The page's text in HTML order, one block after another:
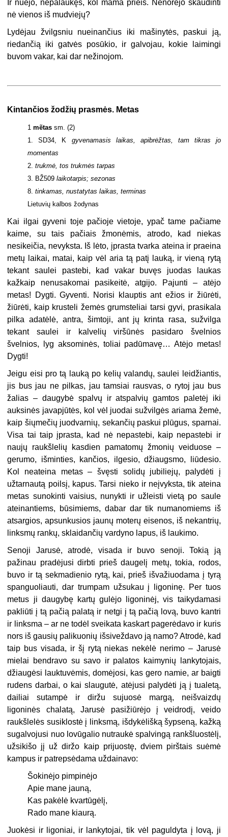
Ir nuėjo, nepalaukęs, kol mama prieis. Nenorėjo skaudinti
nė vienos iš mudviejų?
Lydėjau žvilgsniu nueinančius iki mašinytės, paskui ją,
riedančią iki gatvės posūkio, ir galvojau, kokie laimingi
buvom vakar, kai dar nežinojom.
Kintančios žodžių prasmės. Metas
1 mẽtas sm. (2)
1. SD34, K gyvenamasis laikas, apibrėžtas, tam tikras jo
momentas
2.trukmė, tos trukmės tarpas
3. BŽ509laikotarpis; sezonas
8.tinkamas, nustatytas laikas, terminas
Lietuvių kalbos žodynas
Kai ilgai gyveni toje pačioje vietoje, ypač tame pačiame
kaime, su tais pačiais žmonėmis, atrodo, kad niekas
nesikeičia, nevyksta. Iš lėto, įprasta tvarka ateina ir praeina
metų laikai, matai, kaip vėl aria tą patį lauką, ir vieną rytą
tekant saulei pastebi, kad vakar buvęs juodas laukas
kažkaip nenusakomai pasikeitė, atgijo. Pajunti – atėjo
metas! Dygti. Gyventi. Norisi klauptis ant ežios ir žiūrėti,
žiūrėti, kaip krusteli žemės grumsteliai tarsi gyvi, prasikala
pilka adatėlė, antra, šimtoji, ant jų krinta rasa, sužvilga
tekant saulei ir kalvelių viršūnės pasidaro švelnios
švelnios, lyg aksominės, toliai padūmavę… Atėjo metas!
Dygti!
Jeigu eisi pro tą lauką po kelių valandų, saulei leidžiantis,
jis bus jau ne pilkas, jau tamsiai rausvas, o rytoj jau bus
žalias – daugybė spalvų ir atspalvių gamtos paletėj iki
auksinės javapjūtės, kol vėl juodai sužvilgės ariama žemė,
kaip šiųmečių juodvarnių, sekančių paskui plūgus, sparnai.
Visa tai taip įprasta, kad nė nepastebi, kaip nepastebi ir
naujų raukšlelių kasdien pamatomų žmonių veiduose –
gerumo, išminties, kančios, ilgesio, džiaugsmo, liūdesio.
Kol neateina metas – švęsti solidų jubiliejų, palydėti į
užtarnautą poilsį, kapus. Tarsi nieko ir neįvyksta, tik ateina
metas sunokinti vaisius, nunykti ir užleisti vietą po saule
ateinantiems, būsimiems, dabar dar tik numanomiems iš
atsargios, apsunkusios jaunų moterų eisenos, iš nekantrių,
linksmų rankų, sklaidančių vardyno lapus, iš laukimo.
Senoji Jarusė, atrodė, visada ir buvo senoji. Tokią ją
pažinau pradėjusi dirbti prieš daugelį metų, tokia, rodos,
buvo ir tą sekmadienio rytą, kai, prieš išvažiuodama į tyrą
spanguoliauti, dar trumpam užsukau į ligoninę. Per tuos
metus ji daugybę kartų gulėjo ligoninėj, vis taikydamasi
pakliūti į tą pačią palatą ir netgi į tą pačią lovą, buvo kantri
ir linksma – ar ne todėl sveikata kaskart pagerėdavo ir kuris
nors iš gausių palikuonių išsiveždavo ją namo? Atrodė, kad
taip bus visada, ir šį rytą niekas nekėlė nerimo – Jarusė
mielai bendravo su savo ir palatos kaimynių lankytojais,
džiaugėsi lauktuvėmis, domėjosi, kas gero namie, ar baigti
rudens darbai, o kai slaugutė, atėjusi palydėti ją į tualetą,
dailiai sutampė ir diržu sujuosė margą, neišvaizdų
ligoninės chalatą, Jarusė pasižiūrėjo į veidrodį, veido
raukšlelės susiklostė į linksmą, išdykėlišką šypseną, kažką
sugalvojusi nuo lovūgalio nutraukė spalvingą rankšluostėlį,
užsikišo jį už diržo kaip prijuostę, dviem pirštais suėmė
kampus ir patrepsėdama uždainavo:
Šokinėjo pimpinėjo
Apie mane jauną,
Kas pakėlė kvartūgėlį,
Rado mane kiaurą.
Juokėsi ir ligoniai, ir lankytojai, tik vėl paguldyta į lovą, ji